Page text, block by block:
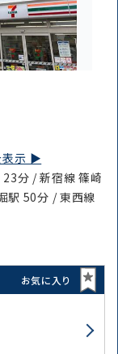
表示 ▶︎
分 / 新宿線 篠崎
駅 50分 / 東西線
お気に入り